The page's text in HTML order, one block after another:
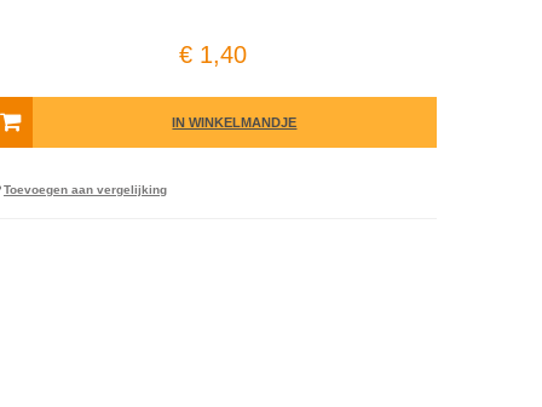
€ 1,40
IN WINKELMANDJE
Toevoegen aan vergelijking